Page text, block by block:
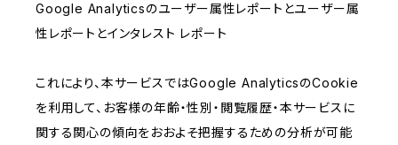
Google Analyticsのユーザー属性レポートとユーザー属
性レポートとインタレスト レポート
これにより、本サービスではGoogle AnalyticsのCookie
を利用して、お客様の年齢・性別・閲覧履歴・本サービスに
関する関心の傾向をおおよそ把握するための分析が可能